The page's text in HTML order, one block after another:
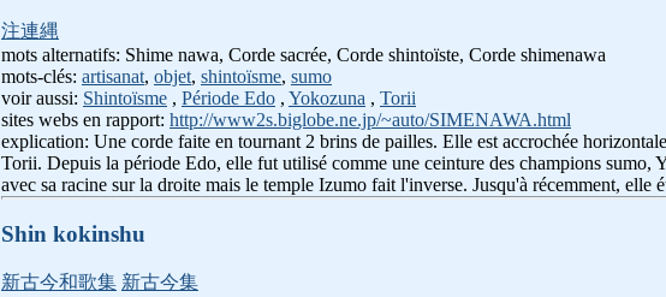
注連縄
mots alternatifs: Shime nawa, Corde sacrée, Corde shintoïste, Corde shimenawa
mots-clés: artisanat, objet, shintoïsme, sumo
voir aussi: Shintoïsme , Période Edo , Yokozuna , Torii
sites webs en rapport: http://www2s.biglobe.ne.jp/~auto/SIMENAWA.html
explication: Une corde faite en tournant 2 brins de pailles. Elle est accrochée
Torii. Depuis la période Edo, elle fut utilisé comme une ceinture des champions sumo,
avec sa racine sur la droite mais le temple Izumo fait l'inverse. Jusqu'à récemment,
Shin kokinshu
新古今和歌集 新古今集